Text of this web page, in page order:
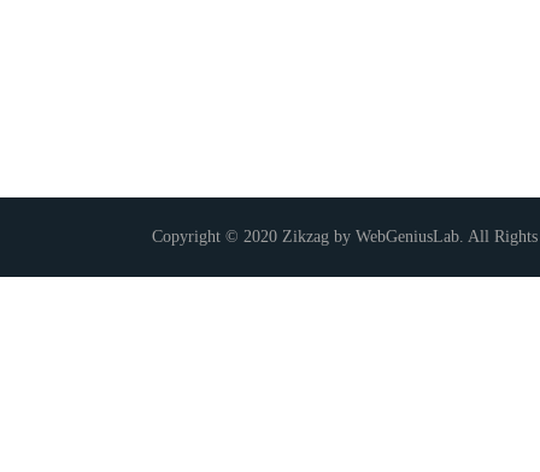
Copyright © 2020 Zikzag by WebGeniusLab. All Rights